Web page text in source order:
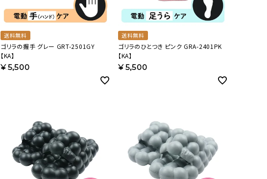
送料無料
ゴリラの握手 グレー GRT-2501GY
【KA】
¥5,500
送料無料
ゴリラのひとつき ピンク GRA-2401PK
【KA】
¥5,500